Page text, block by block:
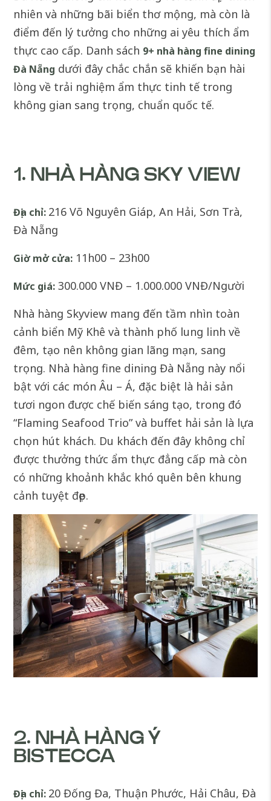
nhiên và những bãi biển thơ mộng, mà còn là
điểm đến lý tưởng cho những ai yêu thích ẩm
thực cao cấp. Danh sách 9+ nhà hàng fine dining
Đà Nẵng dưới đây chắc chắn sẽ khiến bạn hài
lòng về trải nghiệm ẩm thực tinh tế trong
không gian sang trọng, chuẩn quốc tế.
1. NHÀ HÀNG SKY VIEW
Địa chỉ: 216 Võ Nguyên Giáp, An Hải, Sơn Trà,
Đà Nẵng
Giờ mở cửa: 11h00 – 23h00
Mức giá: 300.000 VNĐ – 1.000.000 VNĐ/Người
Nhà hàng Skyview mang đến tầm nhìn toàn
cảnh biển Mỹ Khê và thành phố lung linh về
đêm, tạo nên không gian lãng mạn, sang
trọng. Nhà hàng fine dining Đà Nẵng này nổi
bật với các món Âu – Á, đặc biệt là hải sản
tươi ngon được chế biến sáng tạo, trong đó
“Flaming Seafood Trio” và buffet hải sản là lựa
chọn hút khách. Du khách đến đây không chỉ
được thưởng thức ẩm thực đẳng cấp mà còn
có những khoảnh khắc khó quên bên khung
cảnh tuyệt đẹp.
2. NHÀ HÀNG Ý
BISTECCA
Địa chỉ: 20 Đống Đa, Thuận Phước, Hải Châu, Đà